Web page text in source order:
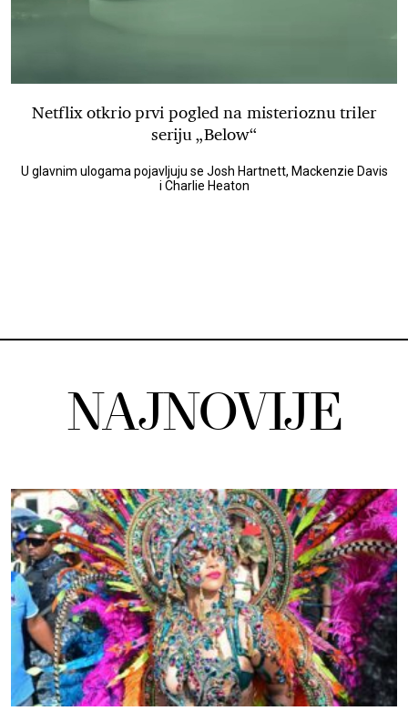
Netflix otkrio prvi pogled na misterioznu triler
seriju „Below“
U glavnim ulogama pojavljuju se Josh Hartnett, Mackenzie Davis
i Charlie Heaton
NAJNOVIJE